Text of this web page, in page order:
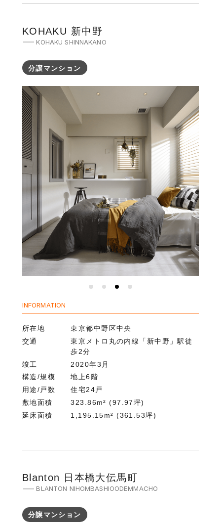
KOHAKU 新中野
KOHAKU SHINNAKANO
分譲マンション
INFORMATION
所在地
東京都中野区中央
交通
東京メトロ丸の内線「新中野」駅徒
歩2分
竣工
2020年3月
構造/規模
地上6階
用途/戸数
住宅24戸
敷地面積
323.86m² (97.97坪)
延床面積
1,195.15m² (361.53坪)
Blanton 日本橋大伝馬町
BLANTON NIHOMBASHIOODEMMACHO
分譲マンション